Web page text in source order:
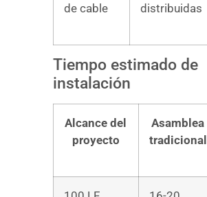
de cable
distribuidas
Tiempo estimado de
instalación
Alcance del
proyecto
Asamblea
tradicional